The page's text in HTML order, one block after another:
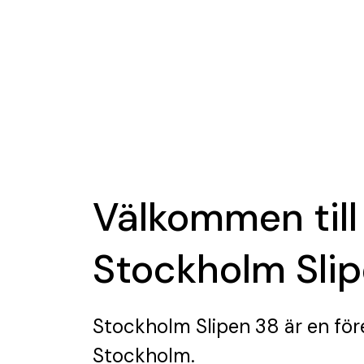
Välkommen till
Stockholm
Stockholm Slipen 38 är en
Stockholm.